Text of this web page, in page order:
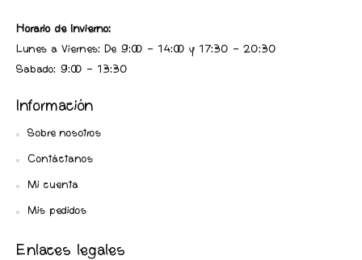
Horario de Invierno:
Lunes a Viernes: De 9:00 - 14:00 y 17:30 - 20:30
Sabado: 9:00 - 13:30
Información
Sobre nosotros
Contáctanos
Mi cuenta
Mis pedidos
Enlaces legales